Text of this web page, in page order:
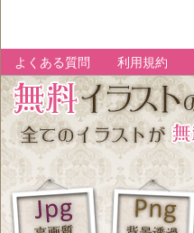
よくある質問 利用規約